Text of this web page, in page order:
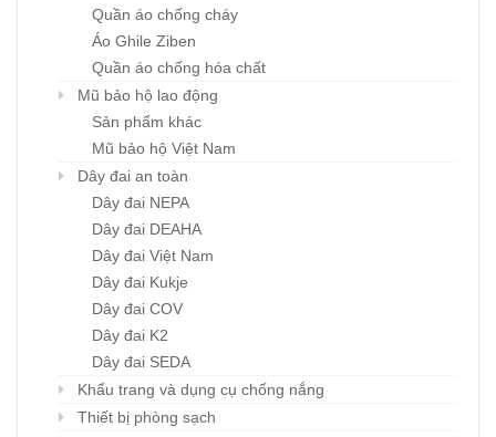
Quần áo chống cháy
Áo Ghile Ziben
Quần áo chống hóa chất
Mũ bảo hộ lao động
Sản phẩm khác
Mũ bảo hộ Việt Nam
Dây đai an toàn
Dây đai NEPA
Dây đai DEAHA
Dây đai Việt Nam
Dây đai Kukje
Dây đai COV
Dây đai K2
Dây đai SEDA
Khẩu trang và dụng cụ chống nắng
Thiết bị phòng sạch